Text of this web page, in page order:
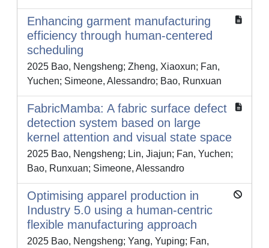
Enhancing garment manufacturing
efficiency through human-centered
scheduling
2025 Bao, Nengsheng; Zheng, Xiaoxun; Fan,
Yuchen; Simeone, Alessandro; Bao, Runxuan
FabricMamba: A fabric surface defect
detection system based on large
kernel attention and visual state space
2025 Bao, Nengsheng; Lin, Jiajun; Fan, Yuchen;
Bao, Runxuan; Simeone, Alessandro
Optimising apparel production in
Industry 5.0 using a human-centric
flexible manufacturing approach
2025 Bao, Nengsheng; Yang, Yuping; Fan,